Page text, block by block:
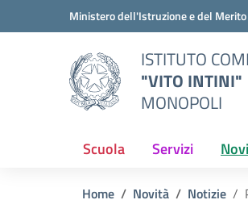
Vai ai contenuti
Vai al menu di navigazioneMinistero dell'Istruzione e del Merito
ISTITUTO
"VITO INTINI"
MONOPOLI
Scuola Servizi
Home Novità Notizie